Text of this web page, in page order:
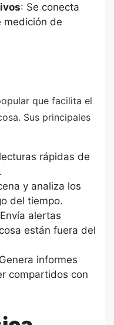
: Se conecta
medición de
que facilita el
Sus principales
rápidas de
y analiza los
del tiempo.
alertas
están fuera del
informes
compartidos con